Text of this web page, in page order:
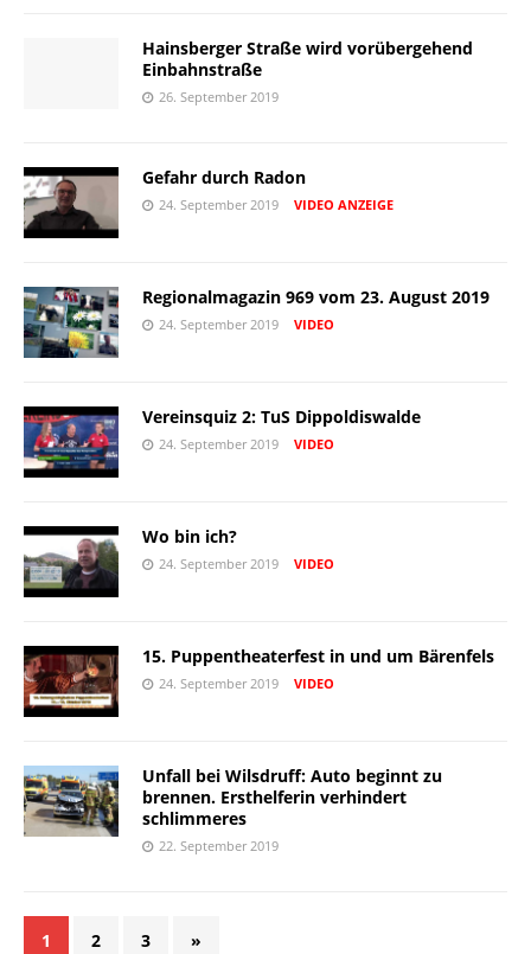
Hainsberger Straße wird vorübergehend
Einbahnstraße
26. September 2019
Gefahr durch Radon
24. September 2019 VIDEO ANZEIGE
Regionalmagazin 969 vom 23. August 2019
24. September 2019 VIDEO
Vereinsquiz 2: TuS Dippoldiswalde
24. September 2019 VIDEO
Wo bin ich?
24. September 2019 VIDEO
15. Puppentheaterfest in und um Bärenfels
24. September 2019 VIDEO
Unfall bei Wilsdruff: Auto beginnt zu
brennen. Ersthelferin verhindert
schlimmeres
22. September 2019
1 2 3 »